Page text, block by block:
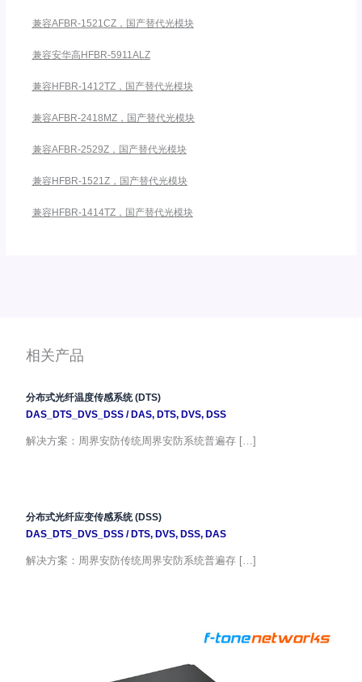
兼容AFBR-1521CZ，国产替代光模块
兼容安华高HFBR-5911ALZ
兼容HFBR-1412TZ，国产替代光模块
兼容AFBR-2418MZ，国产替代光模块
兼容AFBR-2529Z，国产替代光模块
兼容HFBR-1521Z，国产替代光模块
兼容HFBR-1414TZ，国产替代光模块
相关产品
分布式光纤温度传感系统 (DTS)
DAS_DTS_DVS_DSS/DAS, DTS, DVS, DSS
解决方案：周界安防传统周界安防系统普遍存 […]
分布式光纤应变传感系统 (DSS)
DAS_DTS_DVS_DSS/DTS, DVS, DSS, DAS
解决方案：周界安防传统周界安防系统普遍存 […]